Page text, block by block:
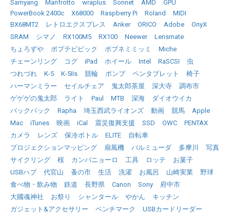
Samyang
Manfrotto wraplus Sonnet AMD
GPU
PowerBook 2400c
X68000 Raspberry Pi Roland
MIDI
BX68MT2
レトロエクスプレス Anker ORICO Adobe
OnyX
SRAM
シマノ RX100M5 RX100 Neewer
Lensmate
ちょろずや
ポプテピピック ボブネミミッミ
Miche
チェーンリング
コグ iPad ホイール Intel RaSCSI
虫
つれづれ
K-5 K-5IIs 競輪 ポンプ ペンタブレット
椅子
ハーマンミラー
セイルチェア 鬼太郎茶屋 深大寺
調布市
ゲゲゲの鬼太郎
ライト Paul MTB 深海
ダイオウイカ
バックパック
Rapha 埼玉西武ライオンズ 動画 競馬
Apple
Mac
iTunes 映画 iCal 震災復興支援 SSD OWC
PENTAX
カメラ
レンズ 保冷ボトル ELITE
自転車
プロジェクションマッピング
扇風機 バルミューダ 多摩川
写真
サイクリング
桜 カンパニョーロ 工具 ロッテ
お菓子
USBハブ
代官山 蚤の市 生活 洗濯 お風呂 山崎実業
野球
食べ物・飲み物
鉄道 長野県 Canon Sony
府中市
大國魂神社
お祭り シャンタール やかん
キッチン
ガジェット&アクセサリー
ベンチマーク
USBカードリーダー